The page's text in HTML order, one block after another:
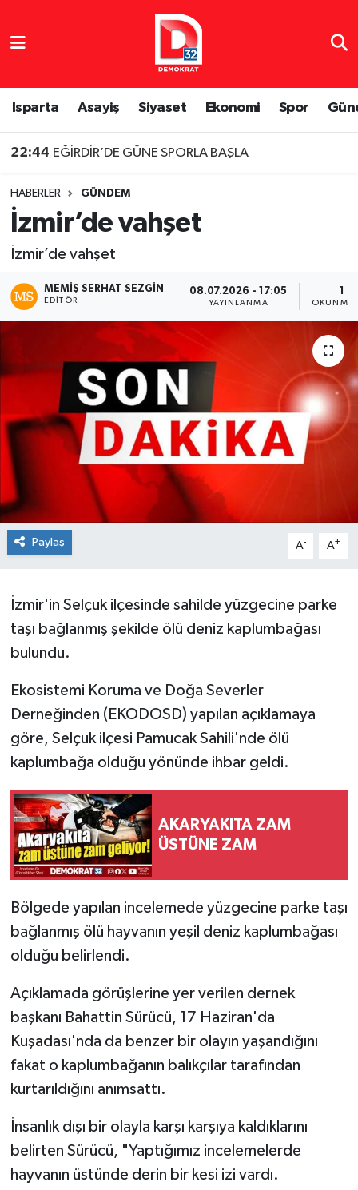
Isparta Asayiş Siyaset Ekonomi Spor
22:44 EĞİRDİR’DE GÜNE SPORLA BAŞLA
HABERLER GÜNDEM
İzmir’de vahşet
İzmir’de vahşet
MEMIŞ SERHAT SEZGIN
EDITÖR
08.07.2026 - 17:05
YAYINLANMA
1
OKUNMA
Paylaş A- A+
İzmir'in Selçuk ilçesinde sahilde yüzgecine parke
taşı bağlanmış şekilde ölü deniz kaplumbağası
bulundu.
Ekosistemi Koruma ve Doğa Severler
Derneğinden (EKODOSD) yapılan açıklamaya
göre, Selçuk ilçesi Pamucak Sahili'nde ölü
kaplumbağa olduğu yönünde ihbar geldi.
AKARYAKITA ZAM
ÜSTÜNE ZAM
Bölgede yapılan incelemede yüzgecine parke taşı
bağlanmış ölü hayvanın yeşil deniz kaplumbağası
olduğu belirlendi.
Açıklamada görüşlerine yer verilen dernek
başkanı Bahattin Sürücü, 17 Haziran'da
Kuşadası'nda da benzer bir olayın yaşandığını
fakat o kaplumbağanın balıkçılar tarafından
kurtarıldığını anımsattı.
İnsanlık dışı bir olayla karşı karşıya kaldıklarını
belirten Sürücü, "Yaptığımız incelemelerde
hayvanın üstünde derin bir kesi izi vardı.
Isparta Nöbetçi Eczaneler
Isparta Hava Durumu
Isparta Namaz Vakitleri
Süper Lig Puan Durumu ve Fikstür
Tüm Manşetler
Son Dakika Haberleri
Haber Arşivi